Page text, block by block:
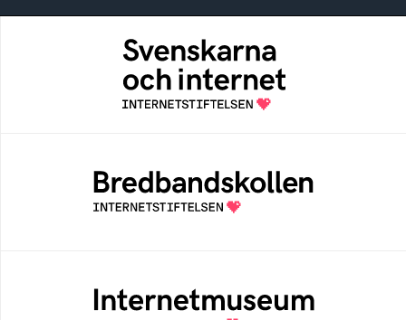
Svenskarna och internet
En årlig studie av svenska folkets
internetvanor
Bredbandskollen är ett oberoende
konsumentverktyg som drivs av
Internetstiftelsen
Ett digitalt museum som byggts, och kureras